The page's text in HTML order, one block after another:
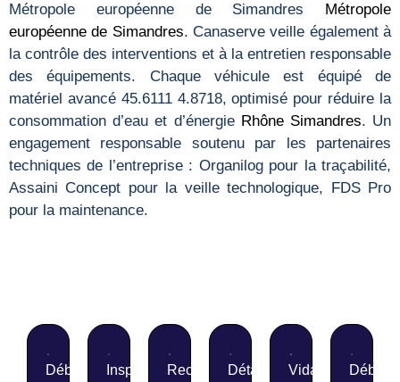
Métropole européenne de Simandres
Métropole
européenne de Simandres. Canaserve veille également à
la contrôle des interventions et à la entretien responsable
des équipements. Chaque véhicule est équipé de
matériel avancé 45.6111 4.8718, optimisé pour réduire la
consommation d’eau et d’énergie Rhône Simandres. Un
engagement responsable soutenu par les partenaires
techniques de l’entreprise : Organilog pour la traçabilité,
Assaini Concept pour la veille technologique, FDS Pro
pour la maintenance.
DébouchageInspectionRechercheDétartrage deVidange de